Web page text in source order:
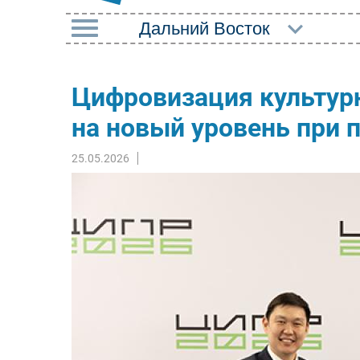
Импорто­замещение
Автоматизация
Промышленности
Фиксированная связь
Цифровизация
на новый уровень при
25.05.2026